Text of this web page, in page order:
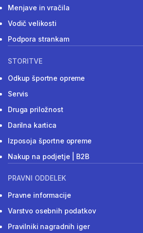
Menjave in vračila
Vodič velikosti
Podpora strankam
STORITVE
Odkup športne opreme
Servis
Druga priložnost
Darilna kartica
Izposoja športne opreme
Nakup na podjetje | B2B
PRAVNI ODDELEK
Pravne informacije
Varstvo osebnih podatkov
Pravilniki nagradnih iger